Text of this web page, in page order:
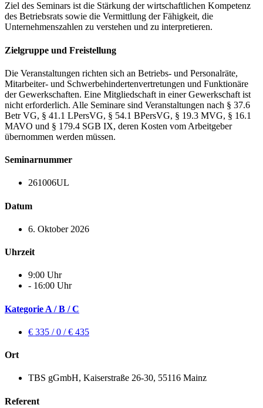
Ziel des Seminars ist die Stärkung der wirtschaftlichen Kompetenz
des Betriebsrats sowie die Vermittlung der Fähigkeit, die
Unternehmenszahlen zu verstehen und zu interpretieren.
Zielgruppe und Freistellung
Die Veranstaltungen richten sich an Betriebs- und Personalräte,
Mitarbeiter- und Schwerbehindertenvertretungen und Funktionäre
der Gewerkschaften. Eine Mitgliedschaft in einer Gewerkschaft ist
nicht erforderlich. Alle Seminare sind Veranstaltungen nach § 37.6
Betr VG, § 41.1 LPersVG, § 54.1 BPersVG, § 19.3 MVG, § 16.1
MAVO und § 179.4 SGB IX, deren Kosten vom Arbeitgeber
übernommen werden müssen.
Seminarnummer
261006UL
Datum
6. Oktober 2026
Uhrzeit
9:00 Uhr
- 16:00 Uhr
Kategorie A / B / C
€ 335 / 0 / € 435
Ort
TBS gGmbH, Kaiserstraße 26-30, 55116 Mainz
Referent